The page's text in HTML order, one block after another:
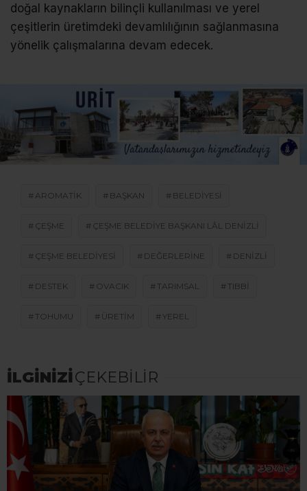
doğal kaynakların bilinçli kullanılması ve yerel
çeşitlerin üretimdeki devamlılığının sağlanmasına
yönelik çalışmalarına devam edecek.
AROMATIK BAŞKAN BELEDIYESI
ÇEŞME ÇEŞME BELEDIYE BAŞKANI LÂL DENIZLI
ÇEŞME BELEDIYESI DEĞERLERINE DENIZLI
DESTEK OVACIK TARIMSAL TIBBI
TOHUMU ÜRETIM YEREL
İLGİNİZİÇEKEBİLİR